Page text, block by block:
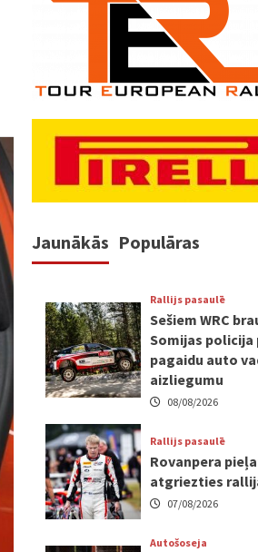
Jaunākās Populāras
Rallijs pasaulē
Sešiem WRC
Somijas policija
pagaidu auto
aizliegumu
08/08/2026
Rallijs pasaulē
Rovanpera
atgriezties
07/08/2026
Autošoseja